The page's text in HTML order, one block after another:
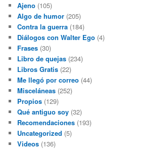
Ajeno (105)
Algo de humor (205)
Contra la guerra (184)
Diálogos con Walter Ego (4)
Frases (30)
Libro de quejas (234)
Libros Gratis (22)
Me llegó por correo (44)
Misceláneas (252)
Propios (129)
Qué antiguo soy (32)
Recomendaciones (193)
Uncategorized (5)
Videos (136)